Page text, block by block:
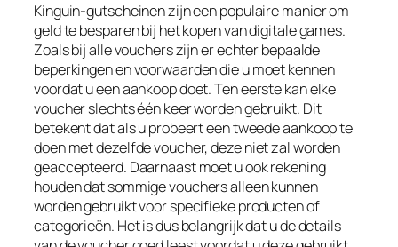
Kinguin-gutscheinen zijn een populaire manier om
geld te besparen bij het kopen van digitale games.
Zoals bij alle vouchers zijn er echter bepaalde
beperkingen en voorwaarden die u moet kennen
voordat u een aankoop doet. Ten eerste kan elke
voucher slechts één keer worden gebruikt. Dit
betekent dat als u probeert een tweede aankoop te
doen met dezelfde voucher, deze niet zal worden
geaccepteerd. Daarnaast moet u ook rekening
houden dat sommige vouchers alleen kunnen
worden gebruikt voor specifieke producten of
categorieën. Het is dus belangrijk dat u de details